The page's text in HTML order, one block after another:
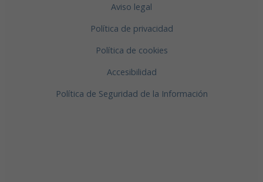
Aviso legal
Política de privacidad
Política de cookies
Accesibilidad
Política de Seguridad de la Información